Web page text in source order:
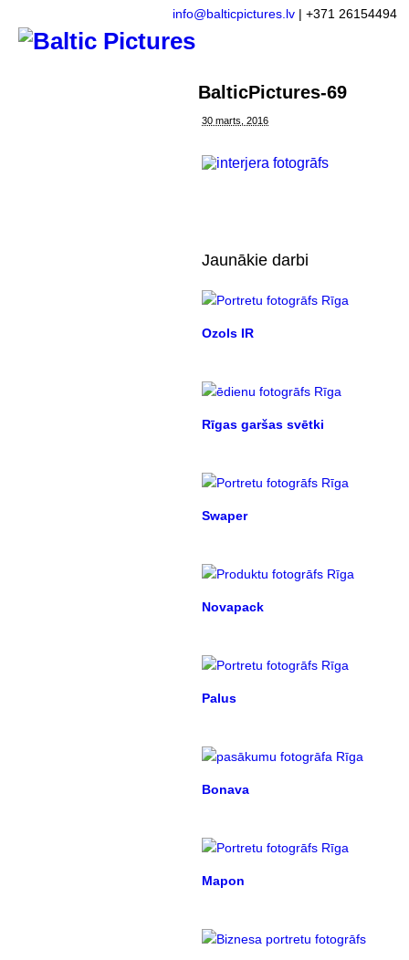
info@balticpictures.lv| +371 26154494
BalticPictures-69
30 marts, 2016
Jaunākie darbi
Ozols IR
Rīgas garšas svētki
Swaper
Novapack
Palus
Bonava
Mapon